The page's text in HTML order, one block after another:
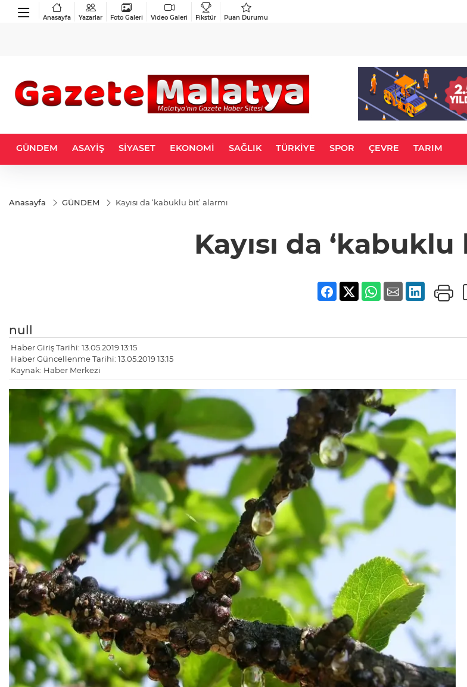
Anasayfa Yazarlar Foto Galeri Video Galeri Fikstür Puan Durumu
GÜNDEM ASAYİŞ SİYASET EKONOMİ SAĞLIK TÜRKİYE SPOR ÇEVRE TARIM
Anasayfa GÜNDEM Kayısı da ‘kabuklu bit’ alarmı
Kayısı da ‘kabuklu
null
Haber Giriş Tarihi: 13.05.2019 13:15
Haber Güncellenme Tarihi: 13.05.2019 13:15
Kaynak: Haber Merkezi